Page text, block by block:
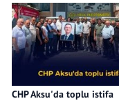
CHP Aksu'da toplu istifa